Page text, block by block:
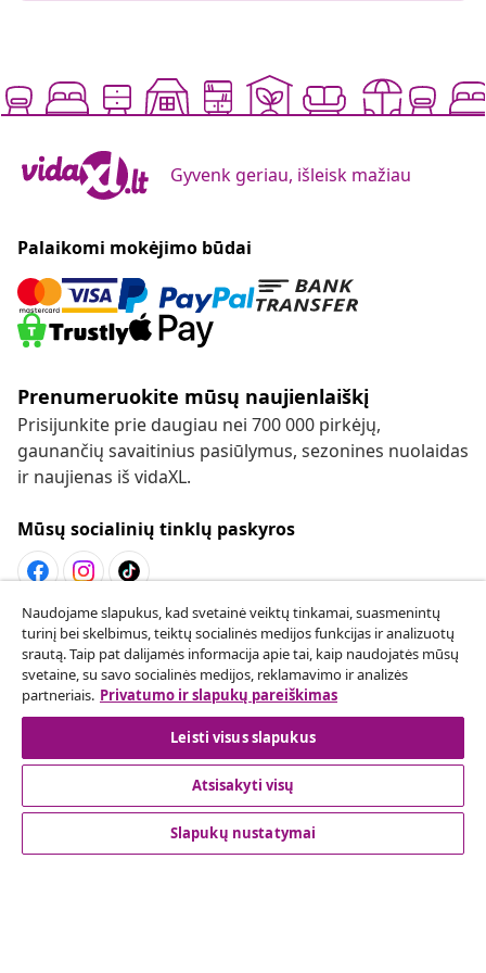
Gyvenk geriau, išleisk mažiau
Palaikomi mokėjimo būdai
Prenumeruokite mūsų naujienlaiškį
Prisijunkite prie daugiau nei 700 000 pirkėjų,
gaunančių savaitinius pasiūlymus, sezonines nuolaidas
ir naujienas iš vidaXL.
Mūsų socialinių tinklų paskyros
Sutarties atsisakymas
Pateikite prašymą atsisakyti užsakymo.
Sutarties atsisakymas
Klientų aptarnavimas
Naudojame slapukus, kad svetainė veiktų tinkamai, suasmenintų
turinį bei skelbimus, teiktų socialinės medijos funkcijas ir analizuotų
srautą. Taip pat dalijamės informacija apie tai, kaip naudojatės mūsų
svetaine, su savo socialinės medijos, reklamavimo ir analizės
partneriais. Privatumo ir slapukų pareiškimas
Leisti visus slapukus
Atsisakyti visų
Slapukų nustatymai